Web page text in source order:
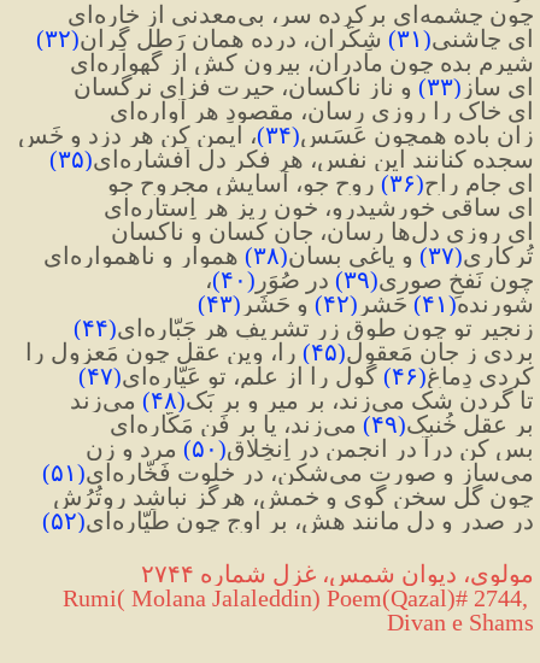
چون چشمه‌ای برکرده سر، بی‌معدنی از خاره‌ای
ای چاشنی(۳۱) شِکَّران، درده همان رَطلِ گِران(۳۲)
شیرم بده چون مادران، بیرون کش از گهواره‌ای
ای ساز (۳۳) و ناز ناکسان، حیرت فزای نرگسان
ای خاک را روزی رسان، مقصودِ هر آواره‌ای
زان باده همچون عَسَس(۳۴)، ایمن کن هر دزد و خَس
سجده کنانند این نفس، هر فکر دل اَفشاره‌ای
(۳۵)
ای جام راحِ(۳۶) روح جو، آسایش مجروح جو
ای ساقی خورشیدرو، خون ریز هر اِستاره‌ای
ای روزی دل‌ها رسان، جان کسان و ناکسان
تُرکاری(۳۷) و یاغی بِسان(۳۸) هموار و ناهمواره‌ای
چون نَفخِ صوری(۳۹) در صُوَر (۴۰)
شورنده(۴۱) حَشر (۴۲) و حَشَر (۴۳)
زنجیر تو چون طوق زر تشریفِ هر جَبّاره‌ای
(۴۴)
بردی ز جان مَعقول(۴۵) را، وین عقل چون مَعزول را
کردی دِماغ(۴۶) گول را از علم، تو عَیّاره‌ای (۴۷)
تا گردن شک می‌زند، بر میر و بر بَک
(۴۸) می‌زند
بر عقل خُنبک(۴۹) می‌زند، یا بر فَن مَکّاره‌ای
بس کن درآ در انجمن در اِنخِلاق(۵۰) مرد و زن
می‌ساز و صورت می‌شکن، در خلوت فَخّاره‌ای
(۵۱)
چون گل سخن گوی و خمش، هرگز نباشد روتُرُش
در صدر و دل مانند هش، بر اوج چون طَیّاره‌ای
(۵۲)
مولوی، دیوان شمس، غزل شماره ۲۷۴۴
Rumi( Molana Jalaleddin) Poem(Qazal)# 2744,
Divan e Shams